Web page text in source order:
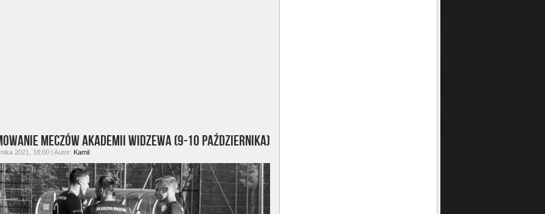
meczów Akademii Widzewa (9-10 października)
2021, 18:00 | Autor: Kamil